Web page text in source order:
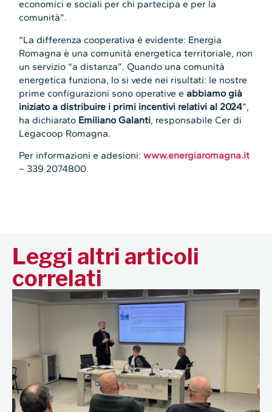
economici e sociali per chi partecipa e per la
comunità”.
“La differenza cooperativa è evidente: Energia
Romagna è una comunità energetica territoriale, non
un servizio “a distanza”. Quando una comunità
energetica funziona, lo si vede nei risultati: le nostre
prime configurazioni sono operative eabbiamo già
iniziato a distribuire i primi incentivi relativi al 2024”,
ha dichiarato Emiliano Galanti, responsabile Cer di
Legacoop Romagna.
Per informazioni e adesioni:www.energiaromagna.it
– 339 2074800.
Leggi altri articoli
correlati